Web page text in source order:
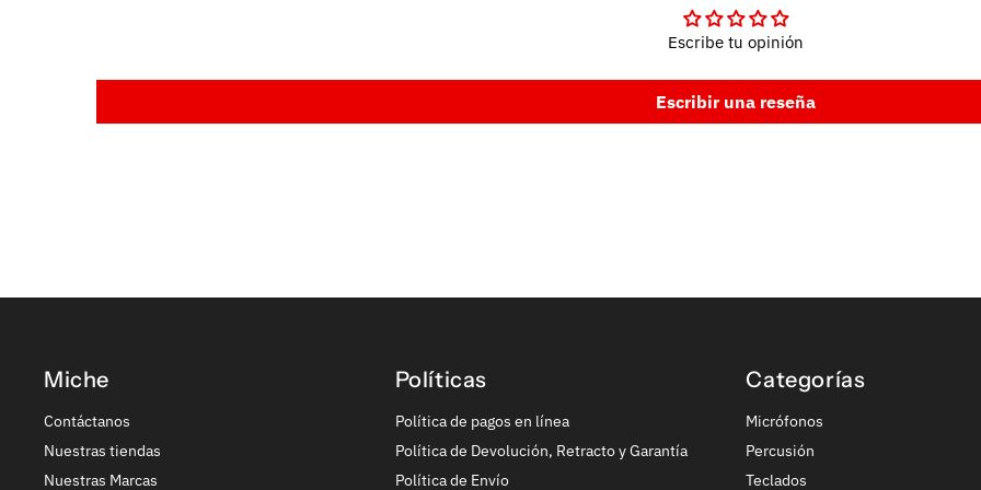
Escribe tu opinión
Escribir una reseña
Miche
Contáctanos
Nuestras tiendas
Nuestras Marcas
Políticas
Política de pagos en línea
Política de Devolución, Retracto y Garantía
Política de Envío
Categorías
Micrófonos
Percusión
Teclados